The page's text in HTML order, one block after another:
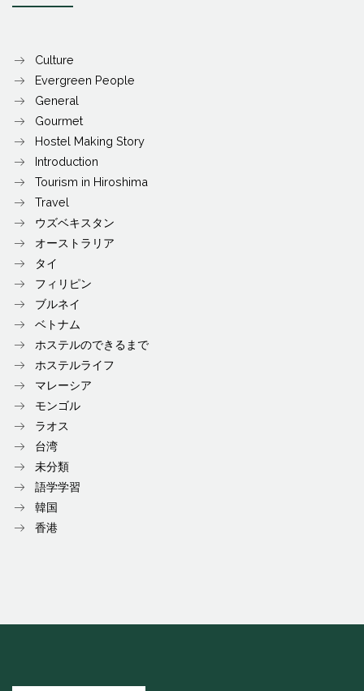
Culture
Evergreen People
General
Gourmet
Hostel Making Story
Introduction
Tourism in Hiroshima
Travel
ウズベキスタン
オーストラリア
タイ
フィリピン
ブルネイ
ベトナム
ホステルのできるまで
ホステルライフ
マレーシア
モンゴル
ラオス
台湾
未分類
語学学習
韓国
香港